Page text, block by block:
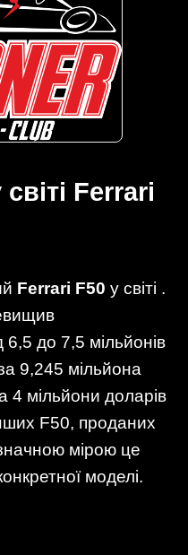
Ferrari
Ferrari F50 у світі .
6,5 до 7,5 мільйонів
9,245 мільйона
4 мільйони доларів
F50, проданих
значною мірою це
моделі.